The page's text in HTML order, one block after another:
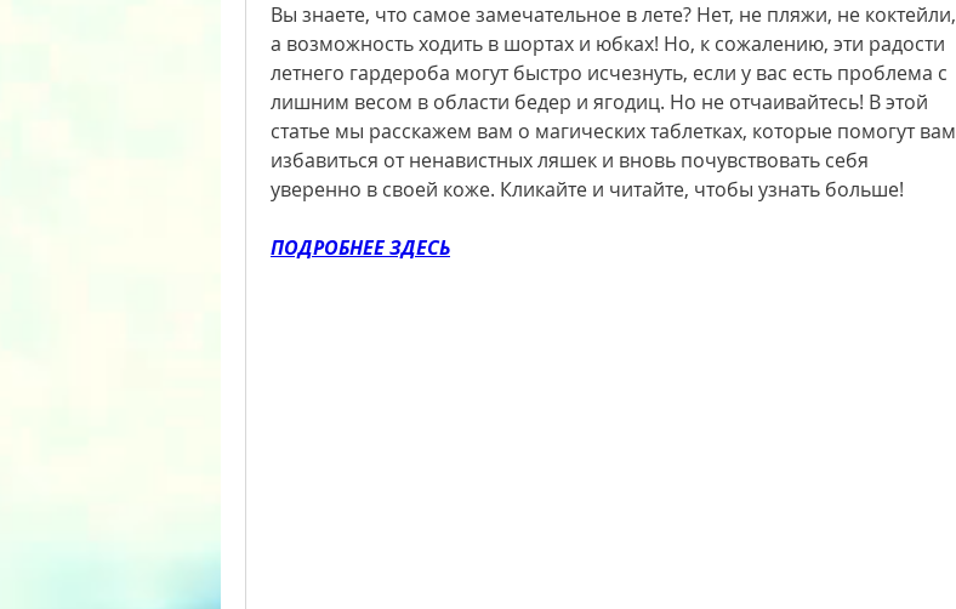
Вы знаете, что самое замечательное в лете? Нет, не пляжи, не коктейли,
а возможность ходить в шортах и юбках! Но, к сожалению, эти радости
летнего гардероба могут быстро исчезнуть, если у вас есть проблема с
лишним весом в области бедер и ягодиц. Но не отчаивайтесь! В этой
статье мы расскажем вам о магических таблетках, которые помогут вам
избавиться от ненавистных ляшек и вновь почувствовать себя
уверенно в своей коже. Кликайте и читайте, чтобы узнать больше!
ПОДРОБНЕЕ ЗДЕСЬ